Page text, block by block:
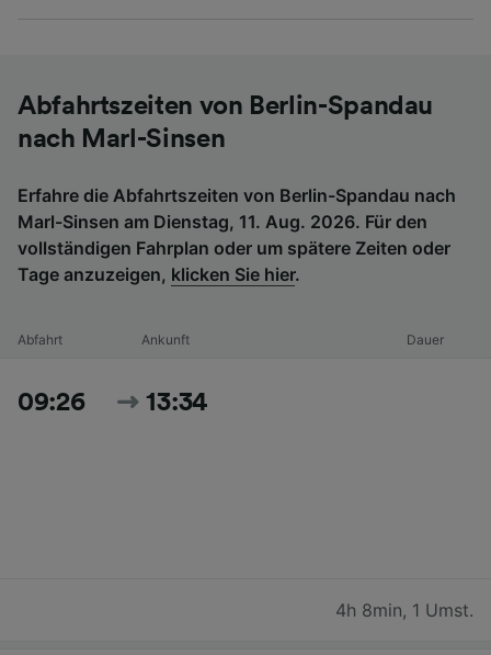
Abfahrtszeiten von Berlin-Spandau
nach Marl-Sinsen
Erfahre die Abfahrtszeiten von Berlin-Spandau nach
Marl-Sinsen am Dienstag, 11. Aug. 2026. Für den
vollständigen Fahrplan oder um spätere Zeiten oder
Tage anzuzeigen, klicken Sie hier.
Abfahrt Ankunft Dauer
09:26 13:34
4h 8min, 1 Umst.